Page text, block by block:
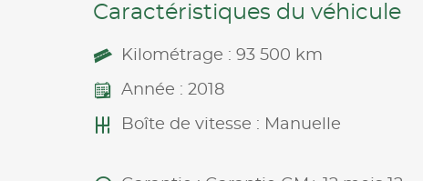
Caractéristiques du véhicule
Kilométrage : 93 500 km
Année : 2018
Boîte de vitesse : Manuelle